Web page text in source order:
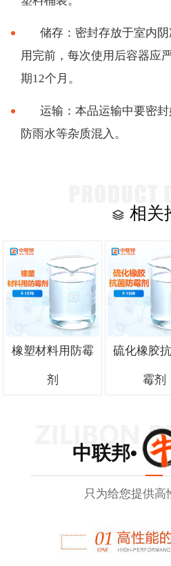
储存：密封存放于室内
用完前，每次使用后容器应
期12个月。
运输：本品运输中要密
防雨水等杂质混入。
相关
橡塑材料用防霉
剂
硫化橡胶
霉剂
中联邦
只为给您提供高